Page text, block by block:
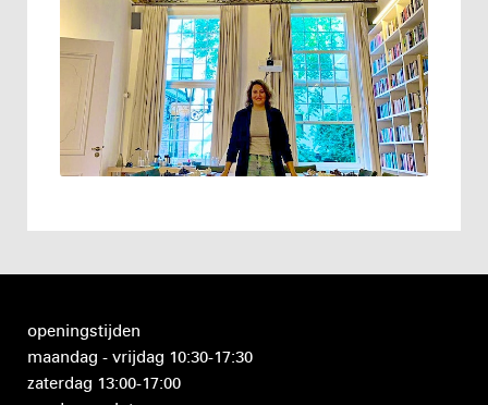
openingstijden
maandag - vrijdag 10:30-17:30
zaterdag 13:00-17:00